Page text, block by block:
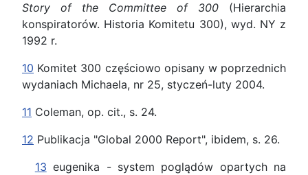
Story of the Committee of 300 (Hierarchia
konspiratorów. Historia Komitetu 300), wyd. NY z
1992 r.
10 Komitet 300 częściowo opisany w poprzednich
wydaniach Michaela, nr 25, styczeń-luty 2004.
11 Coleman, op. cit., s. 24.
12 Publikacja "Global 2000 Report", ibidem, s. 26.
13 eugenika - system poglądów opartych na